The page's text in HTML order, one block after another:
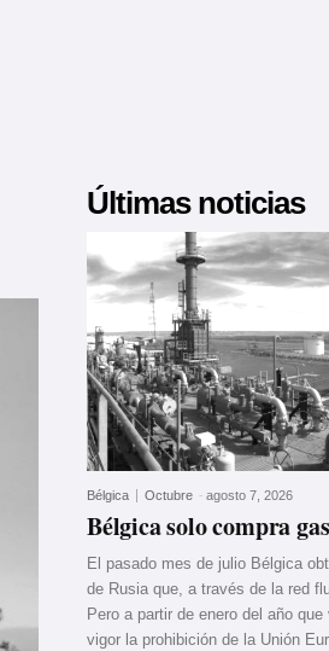
Últimas noticias
Bélgica Octubre - agosto 7, 2026
Bélgica solo compra
El pasado mes de julio Bélgica
de Rusia que, a través de la red
Pero a partir de enero del año
vigor la prohibición de la Unión